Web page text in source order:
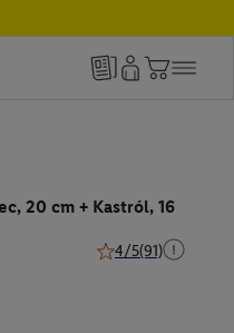
20 cm + Kastról, 16
4/5(91)